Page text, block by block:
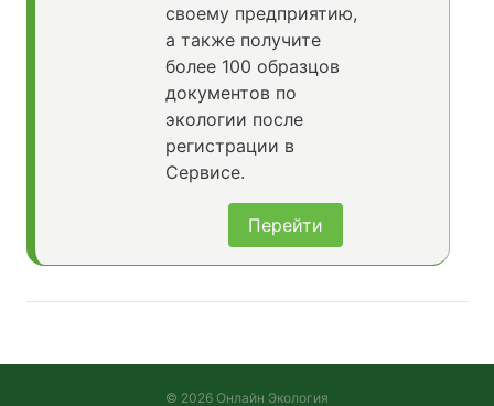
своему предприятию,
а также получите
более 100 образцов
документов по
экологии после
регистрации в
Сервисе.
Перейти
© 2026 Онлайн Экология